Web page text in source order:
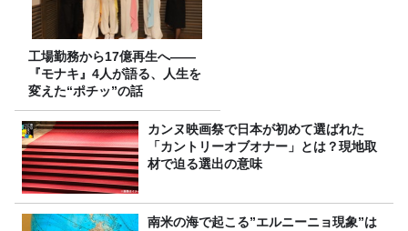
工場勤務から17億再生へ——
『モナキ』4人が語る、人生を
変えた“ポチッ”の話
カンヌ映画祭で日本が初めて選ばれた
「カントリーオブオナー」とは？現地取
材で迫る選出の意味
南米の海で起こる”エルニーニョ現象”は